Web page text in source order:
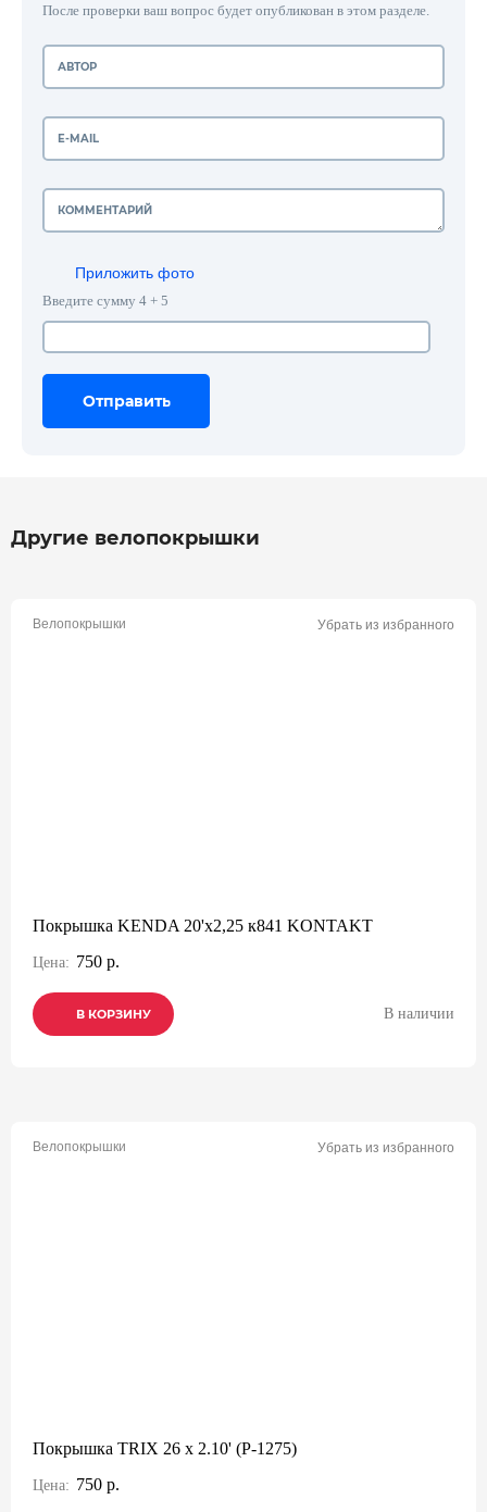
После проверки ваш вопрос будет опубликован в этом разделе.
Приложить фото
Введите сумму 4 + 5
Отправить
Отправить
Отправить
Другие велопокрышки
Велопокрышки Убрать из избранного
Покрышка KENDA 20'х2,25 к841 KONTAKT
Цена: 750 р.
В КОРЗИНУ
В КОРЗИНУ
В КОРЗИНУ В наличии
Велопокрышки Убрать из избранного
Покрышка TRIX 26 x 2.10' (P-1275)
Цена: 750 р.